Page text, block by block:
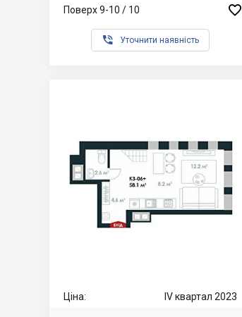
Поверх 9-10 / 10 
 Уточнити наявність
Ціна: IV квартал 2023